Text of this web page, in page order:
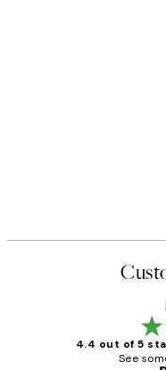
4.4 out of 5
See